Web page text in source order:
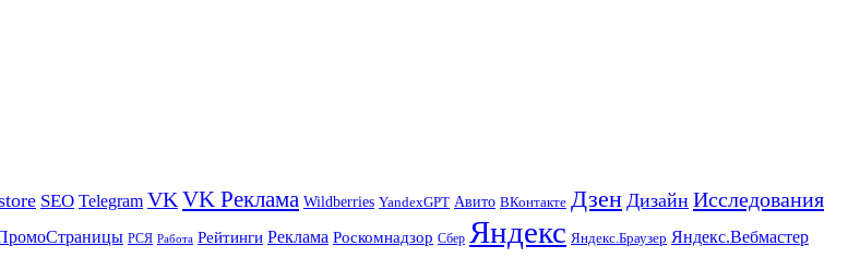
SEO Telegram VKVK Реклама Wildberries YandexGPT Авито ВКонтакте Дзен Дизайн Исследования
РСЯ Работа Рейтинги Реклама Роскомнадзор Сбер Яндекс Яндекс.Браузер Яндекс.Вебмастер